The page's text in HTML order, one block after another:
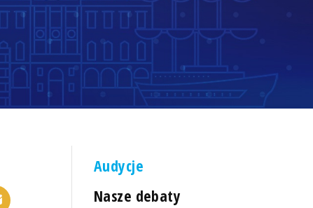
Audycje
Nasze debaty